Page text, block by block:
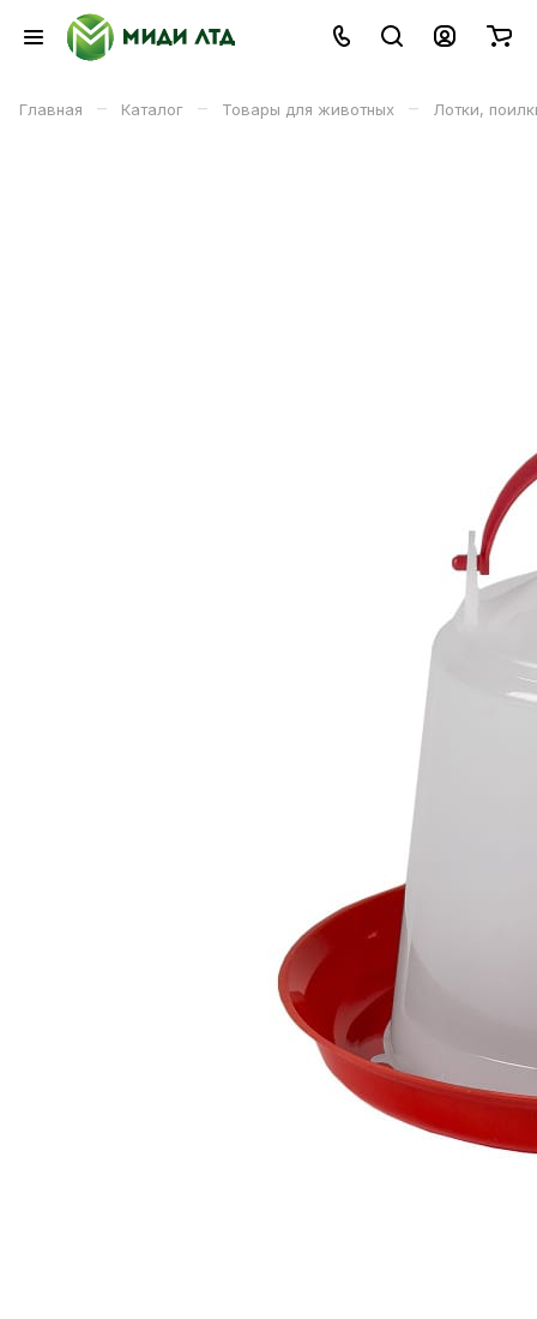
Главная – Каталог – Товары для животных – Лотки,